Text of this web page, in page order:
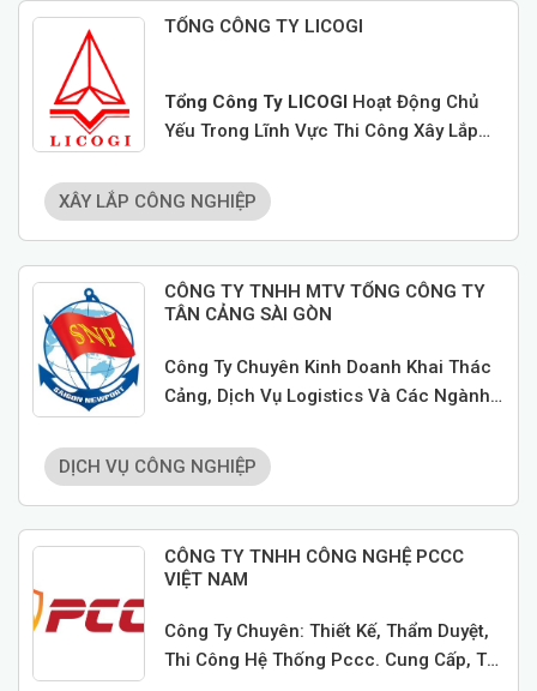
TỔNG CÔNG TY LICOGI
XÂY LẮP CÔNG NGHIỆP
Tổng Công Ty LICOGI Hoạt Động Chủ
Yếu Trong Lĩnh Vực Thi Công Xây Lắp
CÔNG TY TNHH MTV TỔNG CÔNG TY
TÂN CẢNG SÀI GÒN
DỊCH VỤ CÔNG NGHIỆP
Công Ty Chuyên Kinh Doanh Khai Thác
Cảng, Dịch Vụ Logistics Và Các Ngành
CÔNG TY TNHH CÔNG NGHỆ PCCC
VIỆT NAM
Công Ty Chuyên: Thiết Kế, Thẩm Duyệt,
Thi Công Hệ Thống Pccc. Cung Cấp, Thi